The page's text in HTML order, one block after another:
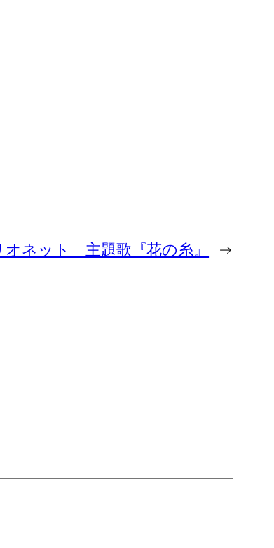
ネット」主題歌『花の糸』 →